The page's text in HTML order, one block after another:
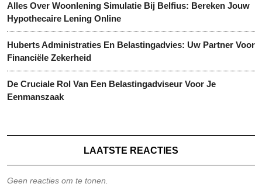
Alles Over Woonlening Simulatie Bij Belfius: Bereken Jouw
Hypothecaire Lening Online
Huberts Administraties En Belastingadvies: Uw Partner Voor
Financiële Zekerheid
De Cruciale Rol Van Een Belastingadviseur Voor Je
Eenmanszaak
LAATSTE REACTIES
Geen reacties om te tonen.